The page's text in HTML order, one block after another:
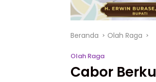
Beranda Olah Raga
Olah Raga
Cabor